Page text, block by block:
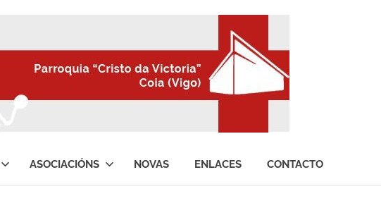
ASOCIACIÓNS NOVAS ENLACES CONTACTO